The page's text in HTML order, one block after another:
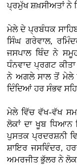
ਪ੍ਰਮੁੱਖ ਸ਼ਖ਼ਸੀਅਤਾਂ ਨੇ
ਮੇਲੇ ਦੇ ਪ੍ਰਬੰਧਕ
ਸਿੰਘ ਗਰੇਵਾਲ,
ਜਸਪਾਲ ਥਿੰਦ ਨੇ
ਧੰਨਵਾਦ ਪ੍ਰਗਟ
ਨੇ ਅਗਲੇ ਸਾਲ ਤੋਂ ਮੇਲੇ
ਦਿੰਦਿਆਂ ਹਰ ਸੰਭਵ
ਮੇਲੇ ਵਿੱਚ ਵੱਖ-ਵੱਖ
ਲੋਕਾਂ ਦਾ ਖੂਬ ਧਿਆਨ
ਪੁਸਤਕ ਪ੍ਰਦਰਸ਼ਨੀ
ਸ਼ਾਇਰ ਜਸਵਿੰਦਰ,
ਅਮਰਜੀਤ ਭੁੱਲਰ ਨੇ